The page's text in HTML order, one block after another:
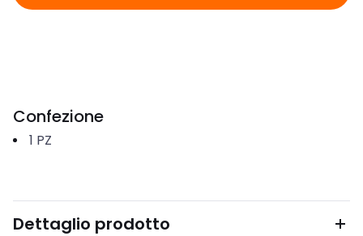
Confezione
1 PZ
Dettaglio prodotto